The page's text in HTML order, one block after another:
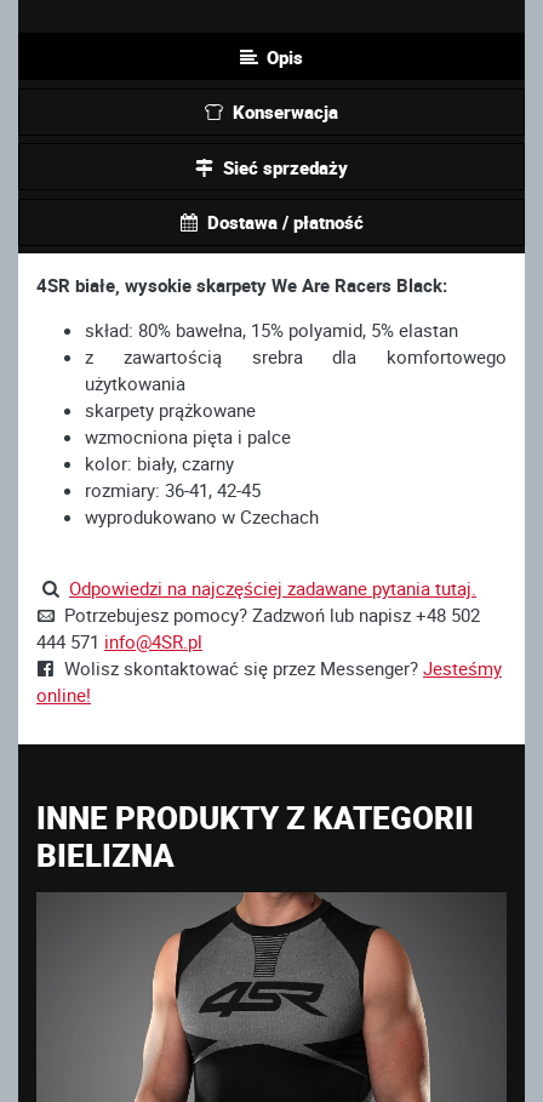
Opis
Konserwacja
Sieć sprzedaży
Dostawa / płatność
4SR białe, wysokie skarpety We Are Racers Black:
skład: 80% bawełna, 15% polyamid, 5% elastan
z zawartością srebra dla komfortowego
użytkowania
skarpety prążkowane
wzmocniona pięta i palce
kolor: biały, czarny
rozmiary: 36-41, 42-45
wyprodukowano w Czechach
Odpowiedzi na najczęściej zadawane pytania tutaj.
Potrzebujesz pomocy? Zadzwoń lub napisz +48 502
444 571 info@4SR.pl
Wolisz skontaktować się przez Messenger? Jesteśmy
online!
INNE PRODUKTY Z KATEGORII
BIELIZNA